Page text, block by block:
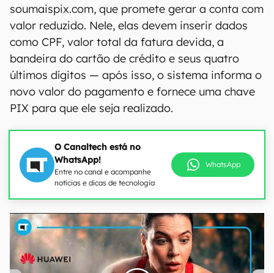
soumaispix.com, que promete gerar a conta com
valor reduzido. Nele, elas devem inserir dados
como CPF, valor total da fatura devida, a
bandeira do cartão de crédito e seus quatro
últimos dígitos — após isso, o sistema informa o
novo valor do pagamento e fornece uma chave
PIX para que ele seja realizado.
O Canaltech está no
WhatsApp!
Entre no canal e acompanhe
notícias e dicas de tecnologia
WhatsApp